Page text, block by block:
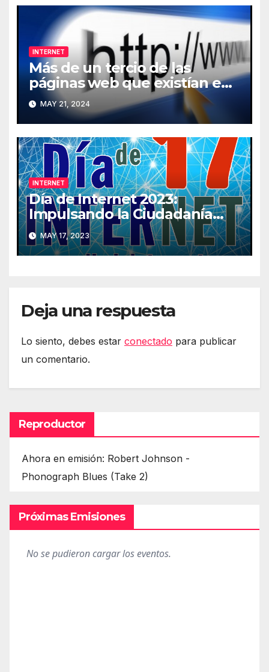
INTERNET
Más de un tercio de las
páginas web que existían en
2013 han desaparecido de
Internet
MAY 21, 2024
INTERNET
Día de Internet 2023:
Impulsando la Ciudadanía
Digital
MAY 17, 2023
Deja una respuesta
Lo siento, debes estar conectado para publicar
un comentario.
Reproductor
Ahora en emisión: Robert Johnson -
Phonograph Blues (Take 2)
Próximas Emisiones